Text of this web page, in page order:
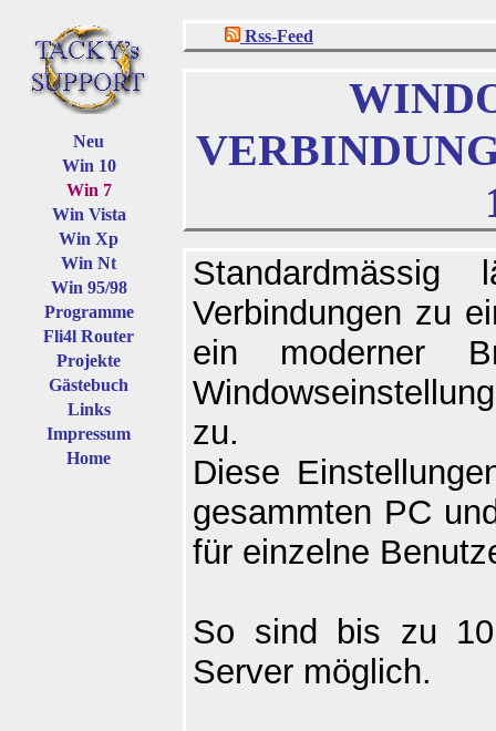
Neu
Win 10
Win 7
Win Vista
Win Xp
Win Nt
Win 95/98
Programme
Fli4l Router
Projekte
Gästebuch
Links
Impressum
Home
Rss-Feed
Verbindungen zu
ein moderner
zu.
Diese
gesammten PC
für einzelne
So sind bis zu 10
Server möglich.